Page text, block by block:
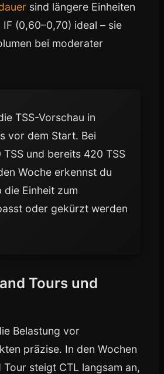
sind längere Einheiten
(0,60–0,70) ideal – sie
bei moderater
TSS-Vorschau in
vor dem Start. Bei
und bereits 420 TSS
Woche erkennst du
Einheit zum
oder gekürzt werden
Tours und
Belastung vor
präzise. In den Wochen
steigt CTL langsam an,